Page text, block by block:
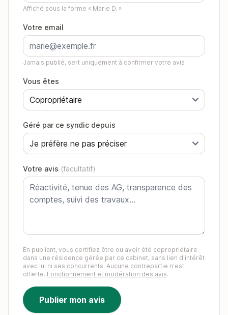
Affiché sous la forme « Marie D. »
Votre email
Jamais publié, sert uniquement à confirmer votre avis
Vous êtes
Géré par ce syndic depuis
Votre avis (facultatif)
En publiant, vous certifiez être ou avoir été copropriétaire
dans une résidence gérée par ce cabinet, sans lien d'intérêt
avec lui ni ses concurrents. Aucune contrepartie n'est
offerte. Fonctionnement et modération des avis.
Publier mon avis